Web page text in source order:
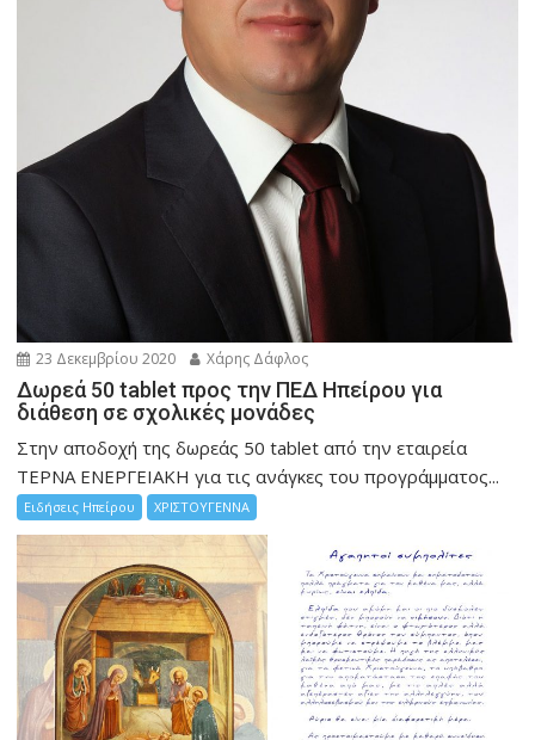
23 Δεκεμβρίου 2020 Χάρης Δάφλος
Δωρεά 50 tablet προς την ΠΕΔ Ηπείρου για
διάθεση σε σχολικές μονάδες
Στην αποδοχή της δωρεάς 50 tablet από την εταιρεία
ΤΕΡΝΑ ΕΝΕΡΓΕΙΑΚΗ για τις ανάγκες του προγράμματος...
Ειδήσεις Ηπείρου ΧΡΙΣΤΟΥΓΕΝΝΑ